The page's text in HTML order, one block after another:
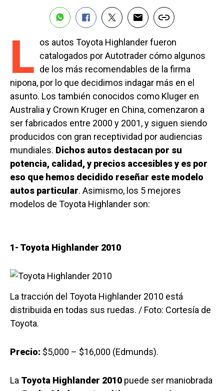
L os autos Toyota Highlander fueron
catalogados por Autotrader cómo algunos
de los más recomendables de la firma
nipona, por lo que decidimos indagar más en el
asunto. Los también conocidos como Kluger en
Australia y Crown Kruger en China, comenzaron a
ser fabricados entre 2000 y 2001, y siguen siendo
producidos con gran receptividad por audiencias
mundiales. Dichos autos destacan por su
potencia, calidad, y precios accesibles y es por
eso que hemos decidido reseñar este modelo
autos particular. Asimismo, los 5 mejores
modelos de Toyota Highlander son:
1- Toyota Highlander 2010
La tracción del Toyota Highlander 2010 está
distribuida en todas sus ruedas. / Foto: Cortesía de
Toyota.
Precio: $5,000 – $16,000 (Edmunds).
La Toyota Highlander 2010 puede ser maniobrada